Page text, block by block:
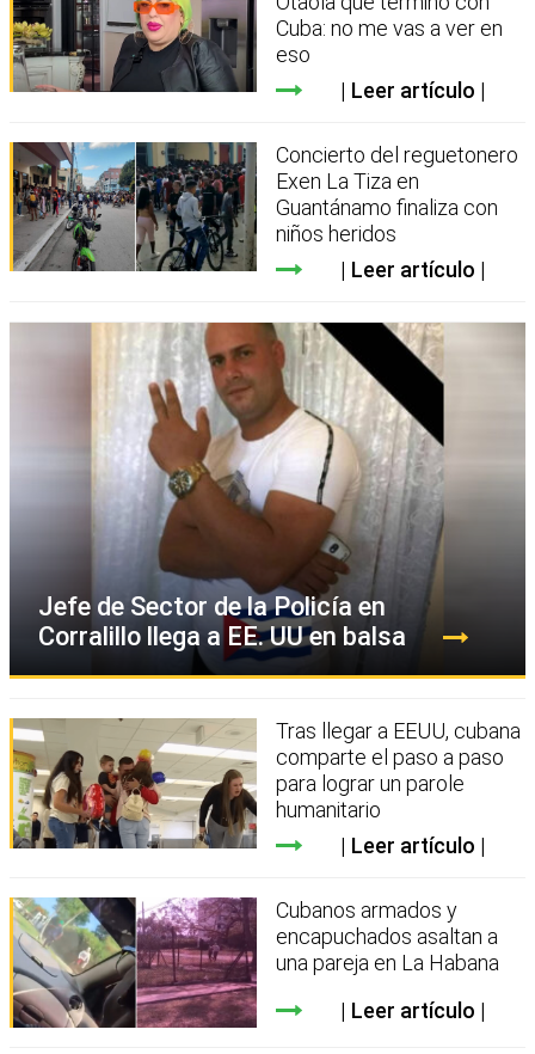
Cuba: no me vas a ver en
eso
Leer artículo
Concierto del reguetonero
Exen La Tiza en
Guantánamo finaliza con
niños heridos
Leer artículo
Jefe de Sector de la Policía en
Corralillo llega a EE. UU en balsa
Tras llegar a EEUU, cubana
comparte el paso a paso
para lograr un parole
humanitario
Leer artículo
Cubanos armados y
encapuchados asaltan a
una pareja en La Habana
Leer artículo